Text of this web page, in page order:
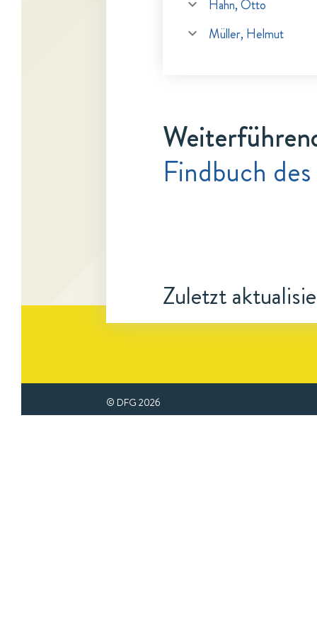
Hahn, Otto
Müller, Helmut
Findbuch
Zuletzt
© DFG 2026